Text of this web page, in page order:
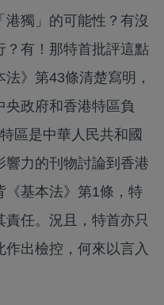
獨」的可能性？有沒
？有！那特首批評這點
》第43條清楚寫明，
政府和香港特區負
區是中華人民共和國
力的刊物討論到香港
《基本法》第1條，特
任。況且，特首亦只
出檢控，何來以言入